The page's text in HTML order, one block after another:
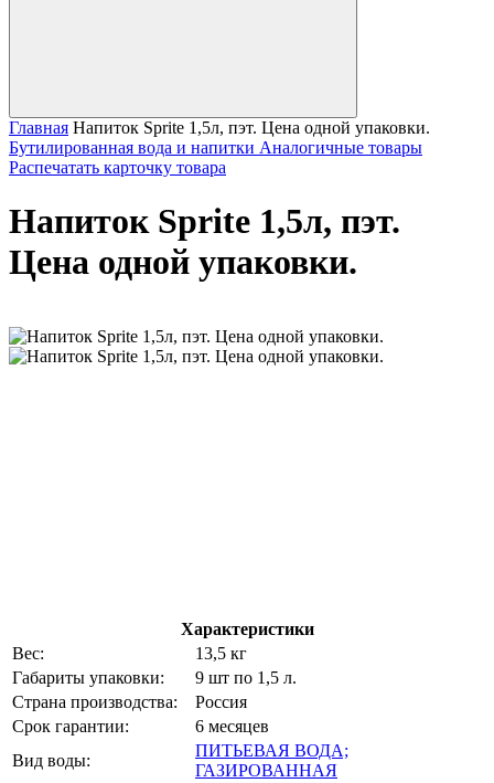
Главная Напиток Sprite 1,5л, пэт. Цена одной упаковки.
Бутилированная вода и напитки Аналогичные товары
Распечатать карточку товара
Напиток Sprite 1,5л, пэт.
Цена одной упаковки.
Характеристики
Вес:
13,5 кг
Габариты упаковки:
9 шт по 1,5 л.
Страна производства:
Россия
Срок гарантии:
6 месяцев
Вид воды:
ПИТЬЕВАЯ ВОДА;
ГАЗИРОВАННАЯ